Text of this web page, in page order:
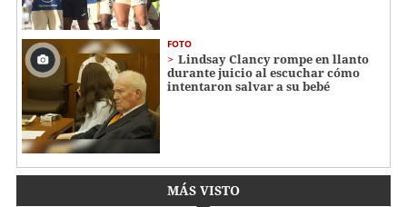
FOTO
Lindsay Clancy rompe en llanto
durante juicio al escuchar cómo
intentaron salvar a su bebé
MÁS VISTO